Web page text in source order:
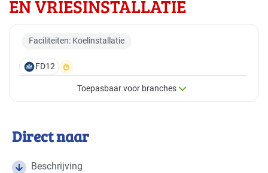
EN VRIESINSTALLATIE
Faciliteiten: Koelinstallatie
FD12
Toepasbaar voor branches
Toepasbaar voor branches
branches
Direct naar
Beschrijving